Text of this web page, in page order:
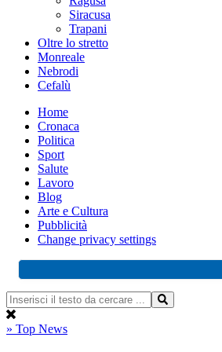
Siracusa
Trapani
Oltre lo stretto
Monreale
Nebrodi
Cefalù
Home
Cronaca
Politica
Sport
Salute
Lavoro
Blog
Arte e Cultura
Pubblicità
Change privacy settings
» Top News